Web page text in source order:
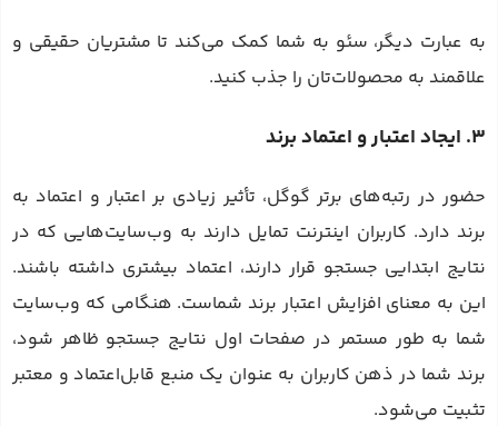
به عبارت دیگر، سئو به شما کمک می‌کند تا مشتریان حقیقی و
علاقمند به محصولات‌تان را جذب کنید.
3. ایجاد اعتبار و اعتماد برند
حضور در رتبه‌های برتر گوگل، تأثیر زیادی بر اعتبار و اعتماد به
برند دارد. کاربران اینترنت تمایل دارند به وب‌سایت‌هایی که در
نتایج ابتدایی جستجو قرار دارند، اعتماد بیشتری داشته باشند.
این به معنای افزایش اعتبار برند شماست. هنگامی که وب‌سایت
شما به طور مستمر در صفحات اول نتایج جستجو ظاهر شود،
برند شما در ذهن کاربران به عنوان یک منبع قابل‌اعتماد و معتبر
تثبیت می‌شود.